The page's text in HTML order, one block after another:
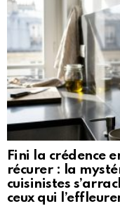
Fini la crédence
récurer : la
cuisinistes
ceux qui